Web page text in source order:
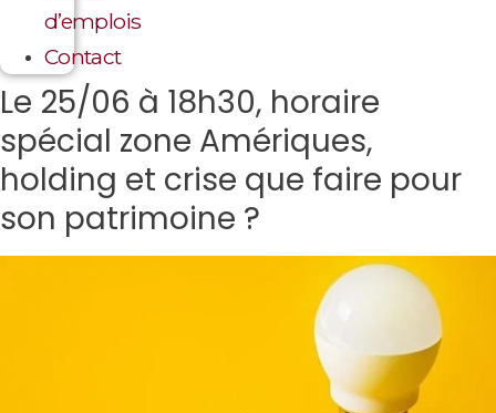
d’emplois
Contact
Le 25/06 à 18h30, horaire
spécial zone Amériques,
holding et crise que faire pour
son patrimoine ?